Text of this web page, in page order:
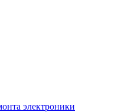
электроники